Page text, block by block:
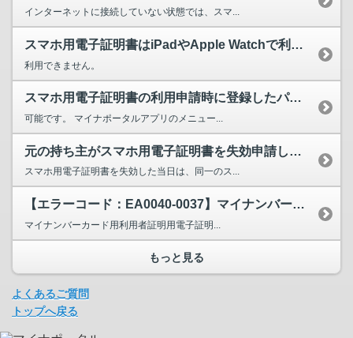
インターネットに接続していない状態では、スマ...
スマホ用電子証明書はiPadやApple Watchで利用できますか。
利用できません。
スマホ用電子証明書の利用申請時に登録したパスワードは、後で変更できますか。
可能です。 マイナポータルアプリのメニュー...
元の持ち主がスマホ用電子証明書を失効申請した状態のスマートフォンを譲り受けて、失効申請した当日...
スマホ用電子証明書を失効した当日は、同一のス...
【エラーコード：EA0040-0037】マイナンバーカードの読み取りをすると、エラーコード：E...
マイナンバーカード用利用者証明用電子証明...
もっと見る
よくあるご質問
トップへ戻る